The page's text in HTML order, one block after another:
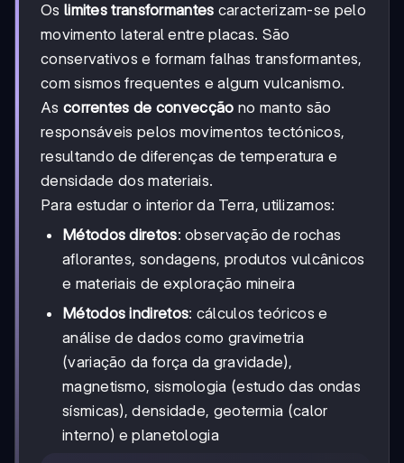
Os limites transformantes caracterizam-se pelo
movimento lateral entre placas. São
conservativos e formam falhas transformantes,
com sismos frequentes e algum vulcanismo.
As correntes de convecção no manto são
responsáveis pelos movimentos tectónicos,
resultando de diferenças de temperatura e
densidade dos materiais.
Para estudar o interior da Terra, utilizamos:
Métodos diretos: observação de rochas
aflorantes, sondagens, produtos vulcânicos
e materiais de exploração mineira
Métodos indiretos: cálculos teóricos e
análise de dados como gravimetria
(variação da força da gravidade),
magnetismo, sismologia (estudo das ondas
sísmicas), densidade, geotermia (calor
interno) e planetologia